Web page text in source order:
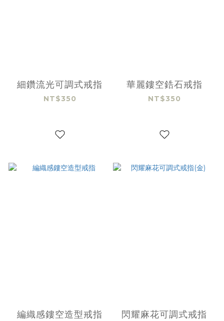
細鑽流光可調式戒指
NT$350
華麗鏤空鋯石戒指
NT$350
編織感鏤空造型戒指
閃耀麻花可調式戒指